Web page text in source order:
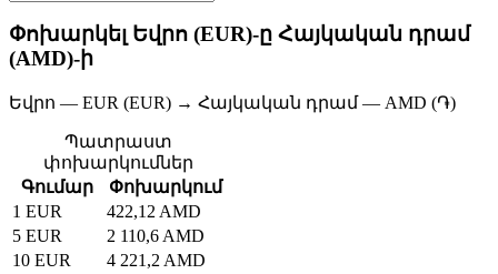
Փոխարկել Եվրո (EUR)-ը Հայկական դրամ
(AMD)-ի
Եվրո — EUR (EUR) → Հայկական դրամ — AMD (֏)
Պատրաստ
փոխարկումներ
Գումար
Փոխարկում
1 EUR
422,12 AMD
5 EUR
2 110,6 AMD
10 EUR
4 221,2 AMD